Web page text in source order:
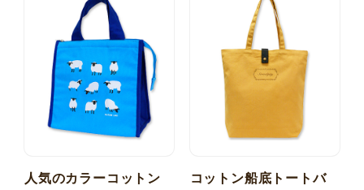
人気のカラーコットン
コットン船底トートバ